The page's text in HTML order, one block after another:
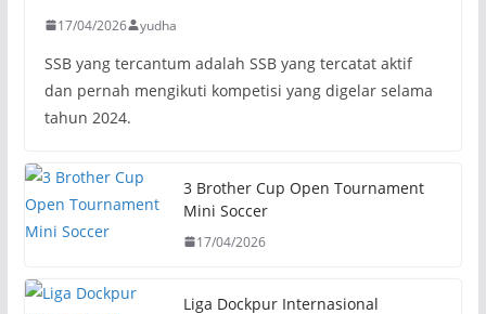
17/04/2026 yudha
SSB yang tercantum adalah SSB yang tercatat aktif
dan pernah mengikuti kompetisi yang digelar selama
tahun 2024.
3 Brother Cup Open Tournament
Mini Soccer
17/04/2026
Liga Dockpur Internasional